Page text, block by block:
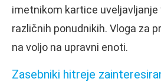
imetnikom kartice
različnih ponudnikih. Vloga za
na voljo na upravni enoti.
Zasebniki hitreje